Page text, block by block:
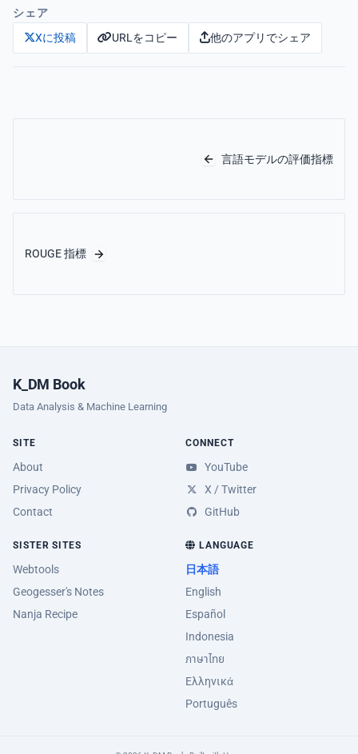
シェア
Xに投稿
URLをコピー 他のアプリでシェア
言語モデルの評価指標
ROUGE 指標
K_DM Book
Data Analysis & Machine Learning
SITE
About
Privacy Policy
Contact
CONNECT
YouTube
X / Twitter
GitHub
SISTER SITES
Webtools
Geogesser's Notes
Nanja Recipe
LANGUAGE
日本語
English
Español
Indonesia
ภาษาไทย
Ελληνικά
Português